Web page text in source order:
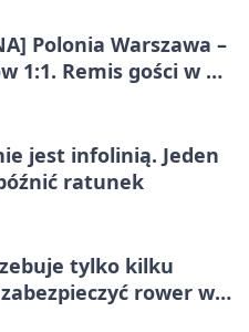
Polonia Warszawa –
1:1. Remis gości w 3.
jest infolinią. Jeden
ratunek
tylko kilku
rower w